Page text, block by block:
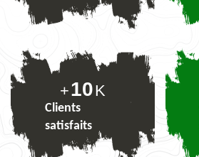
+10K
Clients
satisfaits